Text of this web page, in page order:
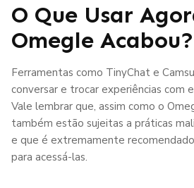
O Que Usar
Omegle Acabou?
Ferramentas como TinyChat e
conversar e trocar experiências com
Vale lembrar que, assim como o
também estão sujeitas a práticas
e que é extremamente
para acessá-las.